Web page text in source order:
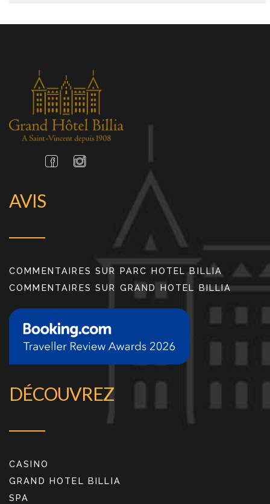
AVIS
COMMENTAIRES SUR PARC HOTEL BILLIA
COMMENTAIRES SUR GRAND HOTEL BILLIA
DÉCOUVREZ
CASINO
GRAND HOTEL BILLIA
SPA